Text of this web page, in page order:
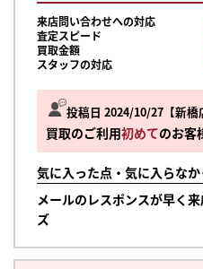
投稿日 2024/10/27 新橋
買取のご利用初めてのお客
気に入った点・気に入らな
メールのレスポンスが早く
ズ
来店問い合わせへの対応
査定スピード
買取金額
スタッフの対応